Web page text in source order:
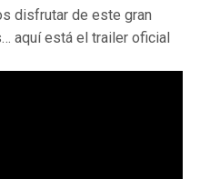
disfrutar de este gran
aquí está el trailer oficial